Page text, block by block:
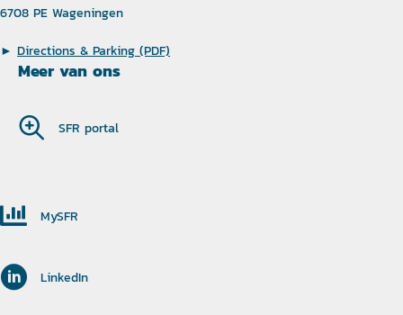
6708 PE Wageningen
► Directions & Parking (PDF)
Meer van ons
SFR portal
MySFR
LinkedIn